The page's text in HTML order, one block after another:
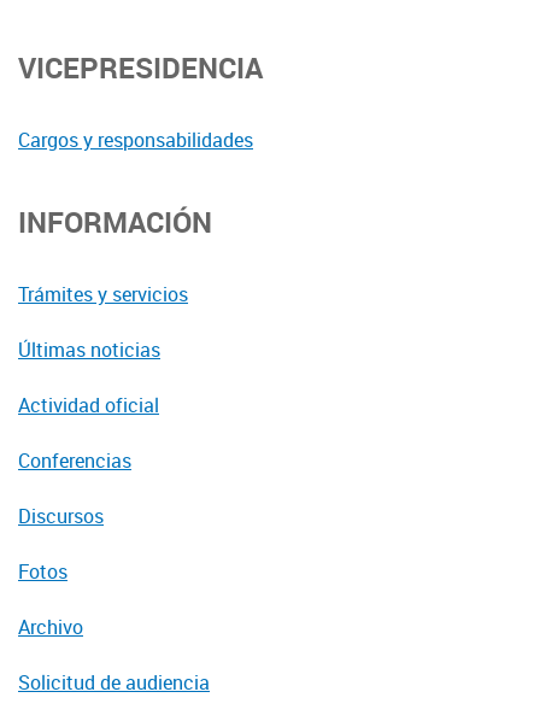
VICEPRESIDENCIA
Cargos y responsabilidades
INFORMACIÓN
Trámites y servicios
Últimas noticias
Actividad oficial
Conferencias
Discursos
Fotos
Archivo
Solicitud de audiencia